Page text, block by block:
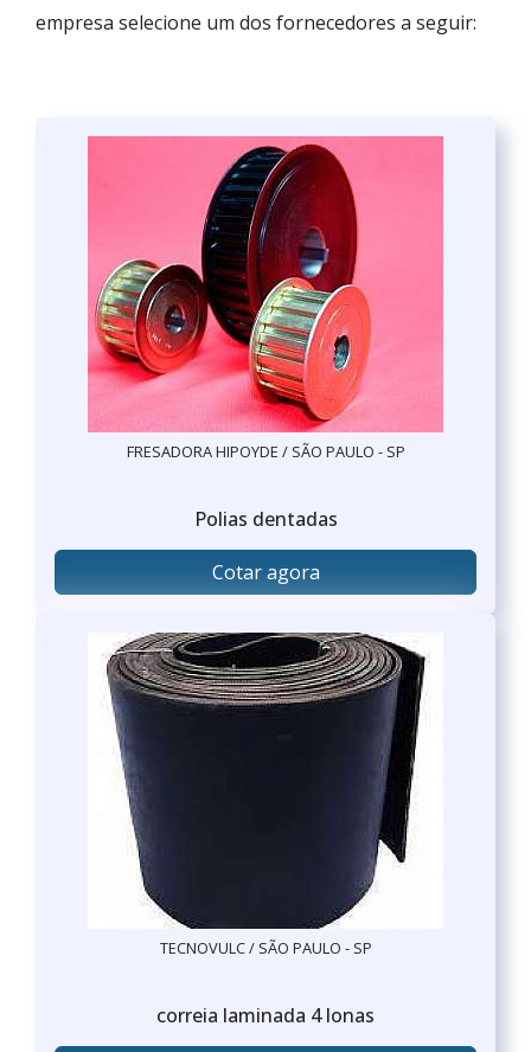
empresa selecione um dos fornecedores a seguir:
FRESADORA HIPOYDE / SÃO PAULO - SP
Polias dentadas
Cotar agora
TECNOVULC / SÃO PAULO - SP
correia laminada 4 lonas